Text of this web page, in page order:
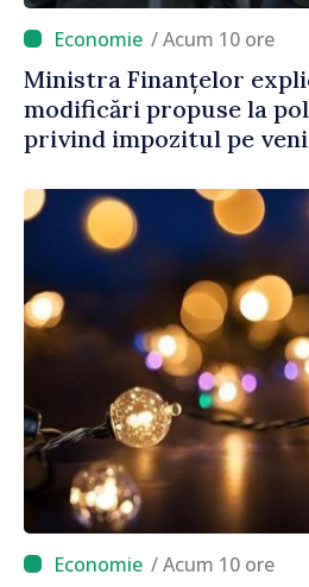
/ Acum 10 ore
Ministra Finanțelor
modificări propuse la
privind impozitul pe
/ Acum 10 ore